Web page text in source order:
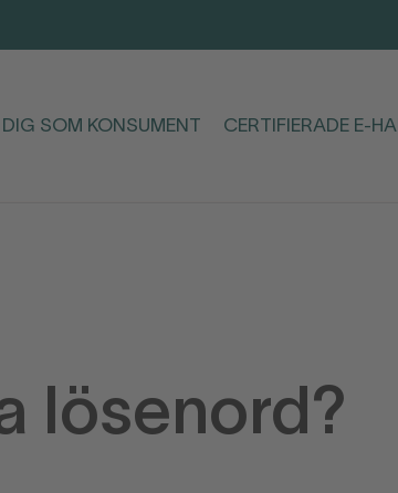
DIG SOM KONSUMENT CERTIFIERADE E-
lösenord?